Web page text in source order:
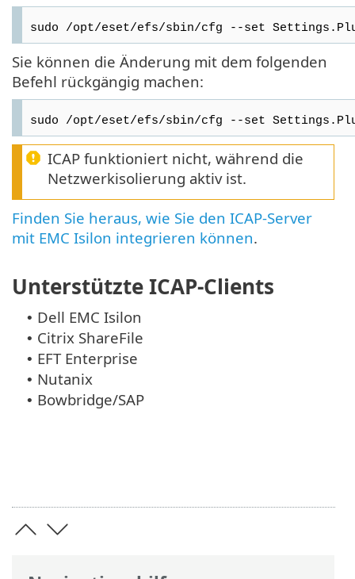
sudo /opt/eset/efs/sbin/cfg --set
Sie können die Änderung mit dem folgenden
Befehl rückgängig machen:
sudo /opt/eset/efs/sbin/cfg --set
ICAP funktioniert nicht, während die
Netzwerkisolierung aktiv ist.
Finden Sie heraus, wie Sie den ICAP-Server
mit EMC Isilon integrieren können.
Unterstützte ICAP-Clients
• Dell EMC Isilon
• Citrix ShareFile
• EFT Enterprise
• Nutanix
• Bowbridge/SAP